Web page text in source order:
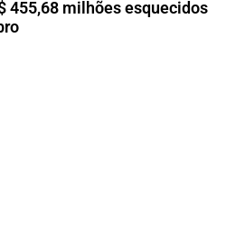
455,68 milhões esquecidos